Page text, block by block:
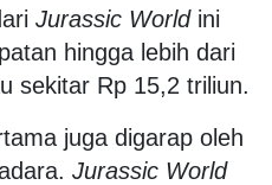
Jurassic Worldini
hingga lebih dari
sekitar Rp 15,2 triliun.
juga digarap oleh
Jurassic World